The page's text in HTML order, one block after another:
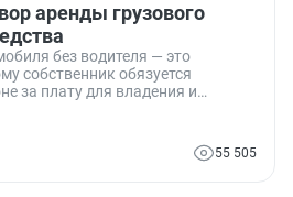
аренды грузового
без водителя — это
собственник обязуется
за плату для владения и
(без экипажа). Наряду с
и другой — с экипажем.
55 505